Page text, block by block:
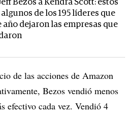
Bezos a Kendra Scott: estos
de los 195 líderes que
año dejaron las empresas que
de las acciones de Amazon
Bezos vendió menos
efectivo cada vez. Vendió 4